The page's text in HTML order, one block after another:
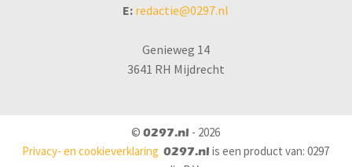
E: redactie@0297.nl
Genieweg 14
3641 RH Mijdrecht
©0297.nl - 2026
Privacy- en cookieverklaring 0297.nl is een product van: 0297